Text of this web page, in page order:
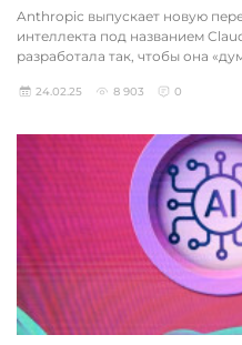
Anthropic выпускает новую
интеллекта под названием
разработала так, чтобы она
24.02.25 8 903 0